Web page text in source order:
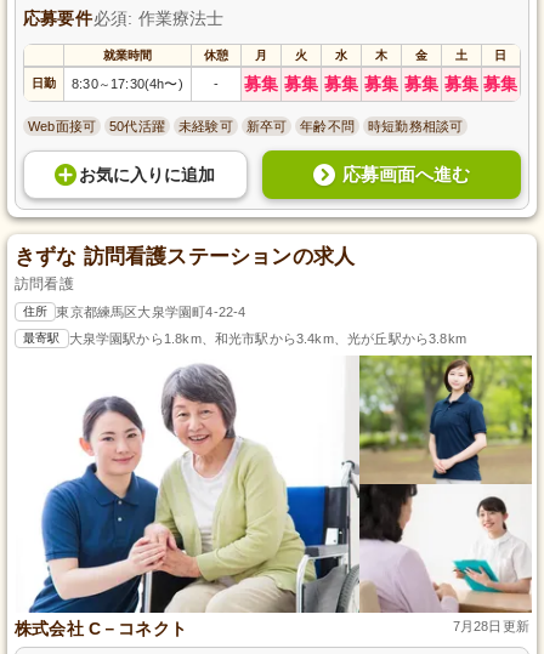
応募要件必須: 作業療法士
就業時間 休憩 月 火 水 木 金 土 日
日勤 8:30～ 17:30(4h〜) - 募集 募集 募集 募集 募集 募集 募集
Web面接可 50代活躍 未経験可 新卒可 年齢不問 時短勤務相談可
お気に入り に追加 応募画面へ進む
きずな 訪問看護ステーションの求人
訪問看護
住所 東京都練馬区大泉学園町4-22-4
最寄駅 大泉学園駅から1.8km、和光市駅から3.4km、光が丘駅から3.8km
株式会社 C－コネクト 7月28日更新